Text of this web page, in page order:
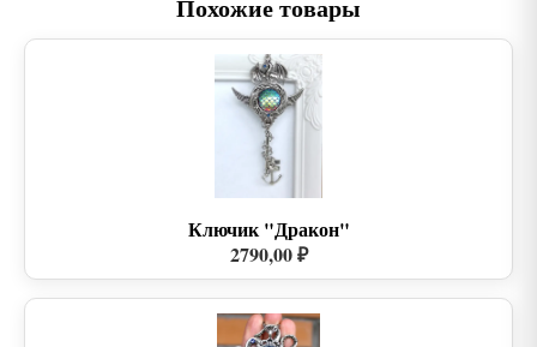
Похожие товары
Ключик "Дракон"
2790,00 ₽